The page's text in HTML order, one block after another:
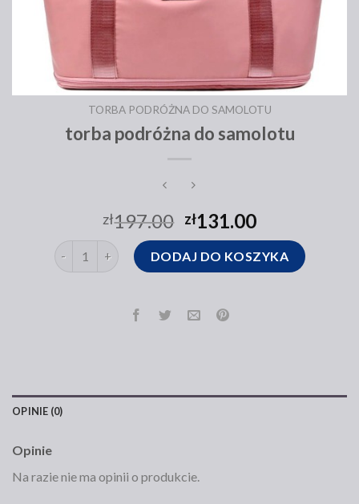
TORBA PODRÓŻNA DO SAMOLOTU
torba podróżna do samolotu
zł197.00 zł131.00
ilość torba podróżna do samolotu
DODAJ DO KOSZYKA
OPINIE (0)
Opinie
Na razie nie ma opinii o produkcie.